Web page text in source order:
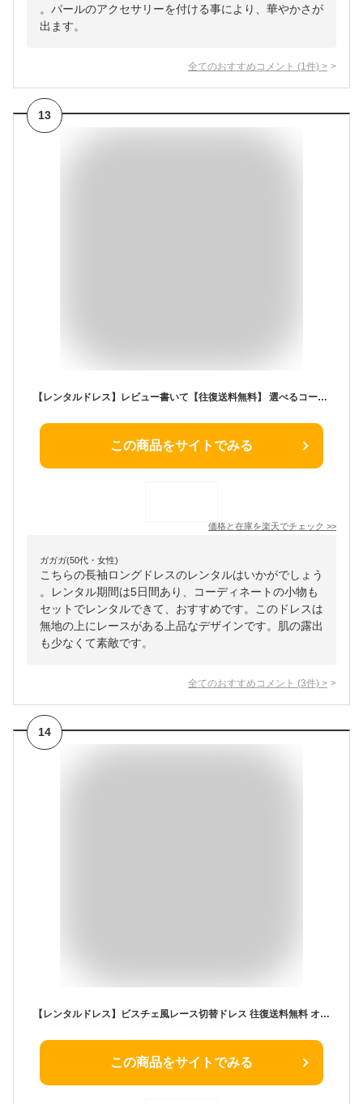
。パールのアクセサリーを付ける事により、華やかさが
出ます。
全てのおすすめコメント (1 件) >
13
【レンタルドレス】レビュー書いて【往復送料無料】 選べるコーデセット ゲストドレス フォーマル パーティードレス ブルーグレー/グレージュ/ピンクベージュ ロングスリーブ ひざ下 結婚式 2次会 お呼ばれ 9号/Mサイズ 11号/L
この商品をサイトでみる
価格と在庫を楽天でチェック >>
ガガガ(50代・女性)
こちらの長袖ロングドレスのレンタルはいかがでしょう
。レンタル期間は5日間あり、コーディネートの小物も
セットでレンタルできて、おすすめです。このドレスは
無地の上にレースがある上品なデザインです。肌の露出
も少なくて素敵です。
全てのおすすめコメント (3件) >
14
【レンタルドレス】ビスチェ風レース切替ドレス 往復送料無料 オケーション オケージョン お呼ばれ 結婚式 親族 ゲストドレス ネイビー 紺色 2次会 パーティー レディース ワンピース おすすめ 大人 上品 シンプル かわいい 人気 春夏秋冬 成人式 卒園式 食事会 披露宴
この商品をサイトでみる